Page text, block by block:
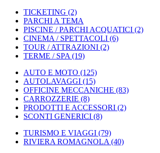
TICKETING (2)
PARCHI A TEMA
PISCINE / PARCHI ACQUATICI (2)
CINEMA / SPETTACOLI (6)
TOUR / ATTRAZIONI (2)
TERME / SPA (19)
AUTO E MOTO (125)
AUTOLAVAGGI (15)
OFFICINE MECCANICHE (83)
CARROZZERIE (8)
PRODOTTI E ACCESSORI (2)
SCONTI GENERICI (8)
TURISMO E VIAGGI (79)
RIVIERA ROMAGNOLA (40)